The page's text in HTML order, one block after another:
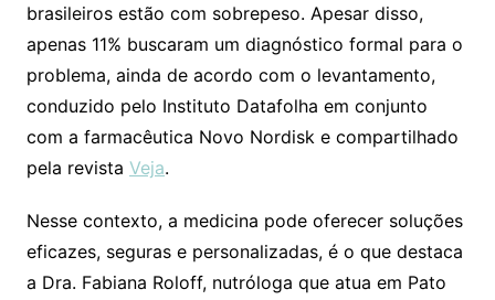
brasileiros estão com sobrepeso. Apesar disso,
apenas 11% buscaram um diagnóstico formal para o
problema, ainda de acordo com o levantamento,
conduzido pelo Instituto Datafolha em conjunto
com a farmacêutica Novo Nordisk e compartilhado
pela revista Veja.
Nesse contexto, a medicina pode oferecer soluções
eficazes, seguras e personalizadas, é o que destaca
a Dra. Fabiana Roloff, nutróloga que atua em Pato